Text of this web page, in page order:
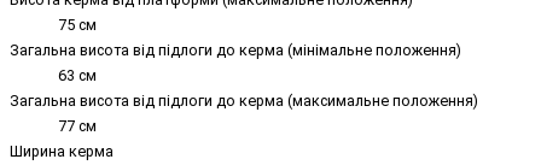
75 см
Загальна висота від підлоги до керма (мінімальне положення)
63 см
Загальна висота від підлоги до керма (максимальне положення)
77 см
Ширина керма